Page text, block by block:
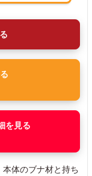
を見る
体のブナ材と持ち